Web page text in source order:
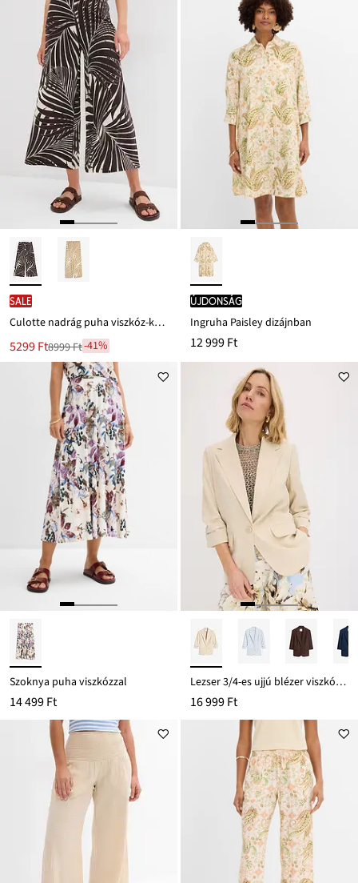
SALE
Culotte nadrág puha viszkóz-keverékből
Új
ár
5299 Ft
Leárazva8999 Ft-41%
újdonság
Ingruha Paisley dizájnban
12 999 Ft
Szoknya puha viszkózzal
14 499 Ft
Lezser 3/4-es ujjú blézer viszkózból
16 999 Ft